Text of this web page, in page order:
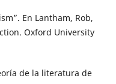
En Lantham, Rob,
Oxford University
de la literatura de